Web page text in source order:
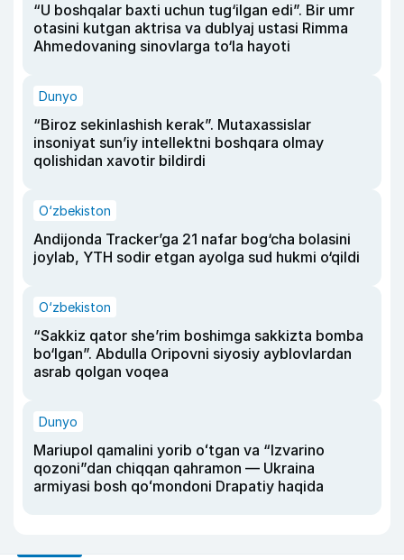
“U boshqalar baxti uchun tug‘ilgan edi”. Bir umr
otasini kutgan aktrisa va dublyaj ustasi Rimma
Ahmedovaning sinovlarga to‘la hayoti
Dunyo
“Biroz sekinlashish kerak”. Mutaxassislar
insoniyat sun’iy intellektni boshqara olmay
qolishidan xavotir bildirdi
O‘zbekiston
Andijonda Tracker’ga 21 nafar bog‘cha bolasini
joylab, YTH sodir etgan ayolga sud hukmi o‘qildi
O‘zbekiston
“Sakkiz qator she’rim boshimga sakkizta bomba
bo‘lgan”. Abdulla Oripovni siyosiy ayblovlardan
asrab qolgan voqea
Dunyo
Mariupol qamalini yorib oʻtgan va “Izvarino
qozoni”dan chiqqan qahramon — Ukraina
armiyasi bosh qoʻmondoni Drapatiy haqida